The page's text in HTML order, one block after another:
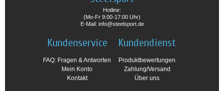
Hotline:
(Mo-Fr 9:00-17:00 Uhr)
E-Mail: info@steelsport.de
Kundenservice
FAQ: Fragen & Antworten
Mein Konto
Kontakt
Kundendienst
Produktbewertungen
Zahlung/Versand
Über uns